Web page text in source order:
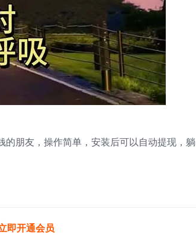
朋友，操作简单，安装后可以自动提现，躺
即开通会员